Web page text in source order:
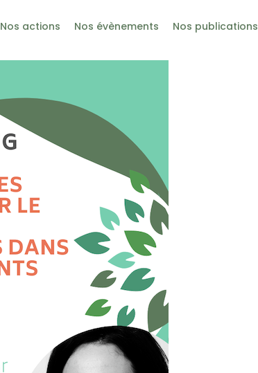
Nos actions Nos évènements Nos publications